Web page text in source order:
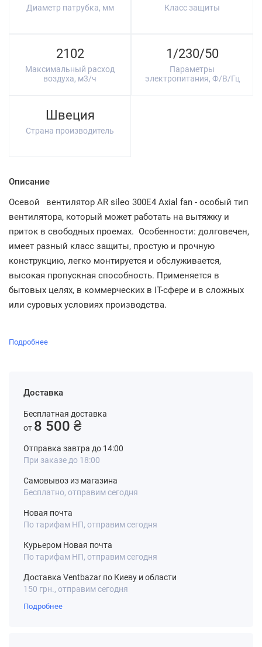
Диаметр патрубка, мм Класс защиты
2102
Максимальный расход
воздуха, м3/ч
1/230/50
Параметры
электропитания, Ф/В/Гц
Швеция
Страна производитель
Описание
Осевой
вентилятор AR sileo 300E4 Axial fan - особый тип
вентилятора, который может работать на вытяжку и
приток в свободных проемах. Особенности: долговечен,
имеет разный класс защиты, простую и прочную
конструкцию, легко монтируется и обслуживается,
высокая пропускная способность. Применяется в
бытовых целях, в коммерческих в IT-сфере и в сложных
или суровых условиях производства.
Подробнее
Доставка
Бесплатная доставка
от 8 500 ₴
Отправка завтра до 14:00
При заказе до 18:00
Самовывоз из магазина
Бесплатно, отправим сегодня
Новая почта
По тарифам НП, отправим сегодня
Курьером Новая почта
По тарифам НП, отправим сегодня
Доставка Ventbazar по Киеву и области
150 грн., отправим сегодня
Подробнее